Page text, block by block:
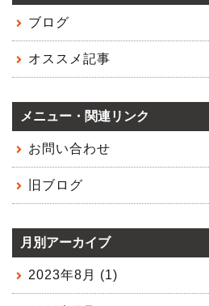
ブログ
オススメ記事
メニュー・関連リンク
お問い合わせ
旧ブログ
月別アーカイブ
2023年8月 (1)